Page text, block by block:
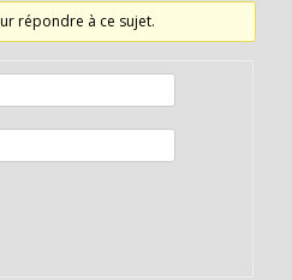
répondre à ce sujet.